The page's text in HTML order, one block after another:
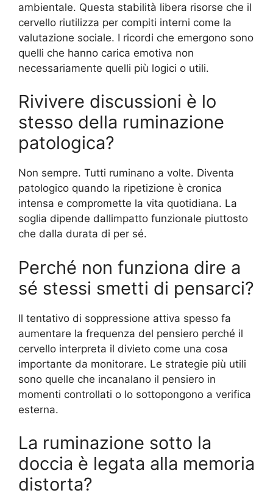
ambientale. Questa stabilità libera risorse che il
cervello riutilizza per compiti interni come la
valutazione sociale. I ricordi che emergono sono
quelli che hanno carica emotiva non
necessariamente quelli più logici o utili.
Rivivere discussioni è lo
stesso della ruminazione
patologica?
Non sempre. Tutti ruminano a volte. Diventa
patologico quando la ripetizione è cronica
intensa e compromette la vita quotidiana. La
soglia dipende dallimpatto funzionale piuttosto
che dalla durata di per sé.
Perché non funziona dire a
sé stessi smetti di pensarci?
Il tentativo di soppressione attiva spesso fa
aumentare la frequenza del pensiero perché il
cervello interpreta il divieto come una cosa
importante da monitorare. Le strategie più utili
sono quelle che incanalano il pensiero in
momenti controllati o lo sottopongono a verifica
esterna.
La ruminazione sotto la
doccia è legata alla memoria
distorta?